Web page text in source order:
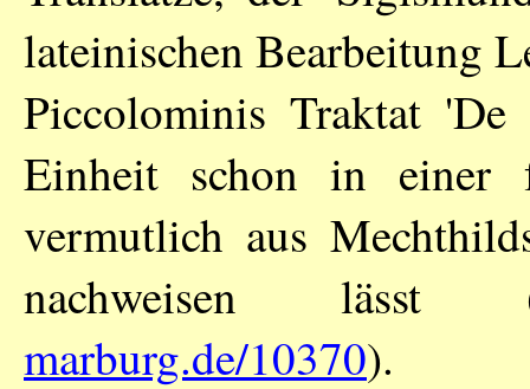
lateinischen Bearbeitung
Piccolominis Traktat
Einheit schon in einer
vermutlich aus
nachweisen
marburg.de/10370).